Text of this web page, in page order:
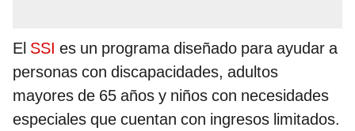
El SSI es un programa diseñado para ayudar a
personas con discapacidades, adultos
mayores de 65 años y niños con necesidades
especiales que cuentan con ingresos limitados.